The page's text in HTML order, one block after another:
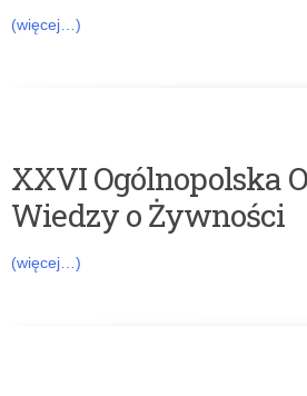
(więcej…)
XXVI Ogólnopolska
Wiedzy o Żywności
(więcej…)